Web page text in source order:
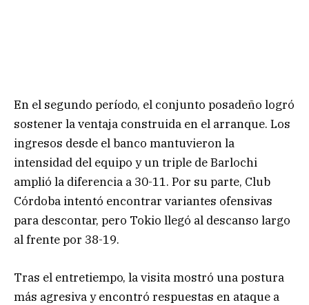
En el segundo período, el conjunto posadeño logró
sostener la ventaja construida en el arranque. Los
ingresos desde el banco mantuvieron la
intensidad del equipo y un triple de Barlochi
amplió la diferencia a 30-11. Por su parte, Club
Córdoba intentó encontrar variantes ofensivas
para descontar, pero Tokio llegó al descanso largo
al frente por 38-19.
Tras el entretiempo, la visita mostró una postura
más agresiva y encontró respuestas en ataque a